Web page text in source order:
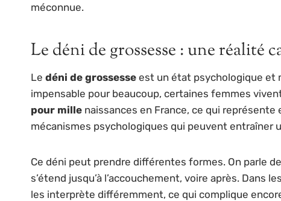
méconnue.
Le déni de grossesse : une réalité
Le déni de grossesse est un état psychologique et
impensable pour beaucoup, certaines femmes
pour mille naissances en France, ce qui
mécanismes psychologiques qui peuvent entraîner
Ce déni peut prendre différentes formes. On parle
s’étend jusqu’à l’accouchement, voire après. Dans
les interprète différemment, ce qui complique